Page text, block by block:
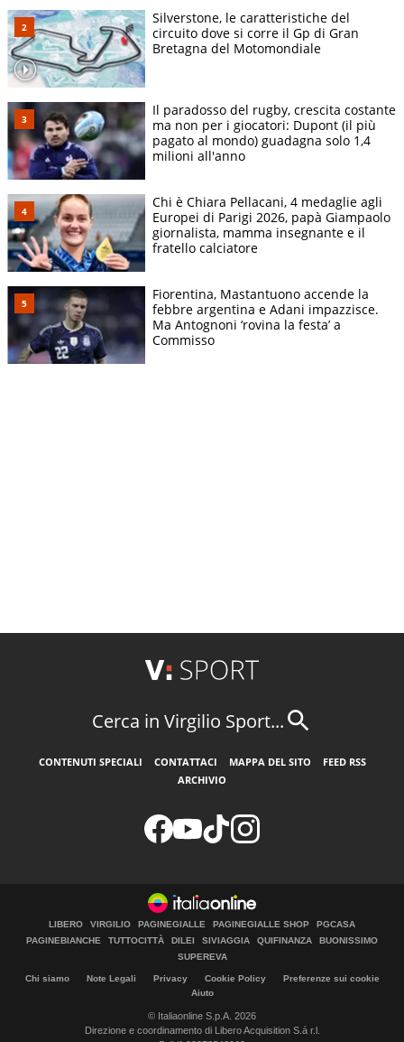
Silverstone, le caratteristiche del
circuito dove si corre il Gp di Gran
Bretagna del Motomondiale
Il paradosso del rugby, crescita costante
ma non per i giocatori: Dupont (il più
pagato al mondo) guadagna solo 1,4
milioni all'anno
Chi è Chiara Pellacani, 4 medaglie agli
Europei di Parigi 2026, papà Giampaolo
giornalista, mamma insegnante e il
fratello calciatore
Fiorentina, Mastantuono accende la
febbre argentina e Adani impazzisce.
Ma Antognoni ‘rovina la festa’ a
Commisso
Cerca in Virgilio Sport...
CONTENUTI SPECIALI CONTATTACI MAPPA DEL SITO
FEED RSS
ARCHIVIO
LIBERO VIRGILIO PAGINEGIALLE PAGINEGIALLE SHOP
PGCASA
PAGINEBIANCHE
TUTTOCITTÀ DILEI SIVIAGGIA QUIFINANZA
BUONISSIMO
SUPEREVA
Chi siamo Note Legali Privacy Cookie Policy
Preferenze sui cookie
Aiuto
© Italiaonline S.p.A. 2026
Direzione e coordinamento di Libero Acquisition S.á r.l.